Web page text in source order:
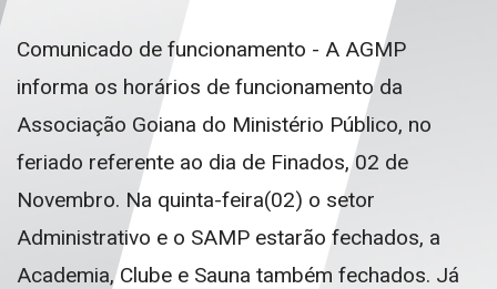
Comunicado de funcionamento - A AGMP
informa os horários de funcionamento da
Associação Goiana do Ministério Público, no
feriado referente ao dia de Finados, 02 de
Novembro. Na quinta-feira(02) o setor
Administrativo e o SAMP estarão fechados, a
Academia, Clube e Sauna também fechados. Já